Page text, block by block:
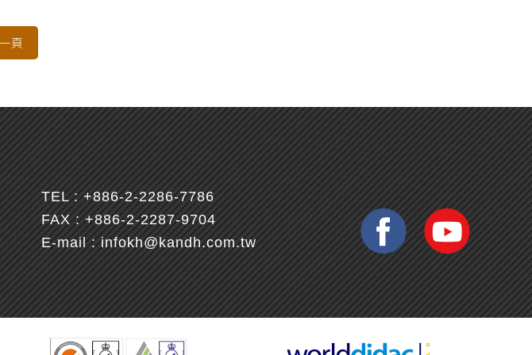
TEL :+886-2-2286-7786
FAX : +886-2-2287-9704
E-mail :infokh@kandh.com.tw